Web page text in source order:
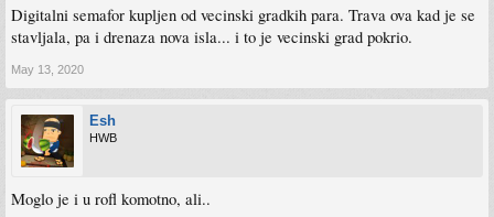
Digitalni semafor kupljen od vecinski gradkih para. Trava ova kad je se
stavljala, pa i drenaza nova isla... i to je vecinski grad pokrio.
May 13, 2020
Esh
HWB
Moglo je i u rofl komotno, ali..